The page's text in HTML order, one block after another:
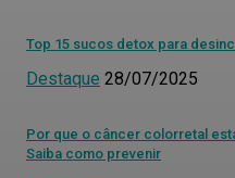
Top 15 sucos detox para
Destaque 28/07/2025
Por que o câncer colorretal
Saiba como prevenir